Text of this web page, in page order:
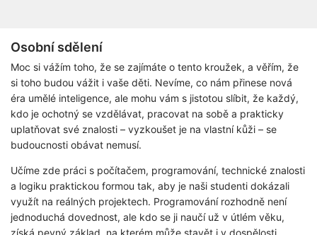
Osobní sdělení
Moc si vážím toho, že se zajímáte o tento kroužek, a věřím, že
si toho budou vážit i vaše děti. Nevíme, co nám přinese nová
éra umělé inteligence, ale mohu vám s jistotou slíbit, že každý,
kdo je ochotný se vzdělávat, pracovat na sobě a prakticky
uplatňovat své znalosti – vyzkoušet je na vlastní kůži – se
budoucnosti obávat nemusí.
Učíme zde práci s počítačem, programování, technické znalosti
a logiku praktickou formou tak, aby je naši studenti dokázali
využít na reálných projektech. Programování rozhodně není
jednoduchá dovednost, ale kdo se ji naučí už v útlém věku,
získá pevný základ, na kterém může stavět i v dospělosti.